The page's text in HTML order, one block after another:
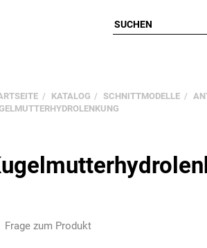
KATALOG SCHNITTMODELLE
Frage zum Produkt